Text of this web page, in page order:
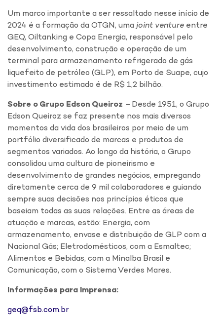
Um marco importante a ser ressaltado nesse início de
2024 é a formação da OTGN, umajoint venture entre
GEQ, Oiltanking e Copa Energia, responsável pelo
desenvolvimento, construção e operação de um
terminal para armazenamento refrigerado de gás
liquefeito de petróleo (GLP), em Porto de Suape, cujo
investimento estimado é de R$ 1,2 bilhão.
Sobre o Grupo Edson Queiroz – Desde 1951, o Grupo
Edson Queiroz se faz presente nos mais diversos
momentos da vida dos brasileiros por meio de um
portfólio diversificado de marcas e produtos de
segmentos variados. Ao longo da história, o Grupo
consolidou uma cultura de pioneirismo e
desenvolvimento de grandes negócios, empregando
diretamente cerca de 9 mil colaboradores e guiando
sempre suas decisões nos princípios éticos que
baseiam todas as suas relações. Entre as áreas de
atuação e marcas, estão: Energia, com
armazenamento, envase e distribuição de GLP com a
Nacional Gás; Eletrodomésticos, com a Esmaltec;
Alimentos e Bebidas, com a Minalba Brasil e
Comunicação, com o Sistema Verdes Mares.
Informações para Imprensa:
geq@fsb.com.br